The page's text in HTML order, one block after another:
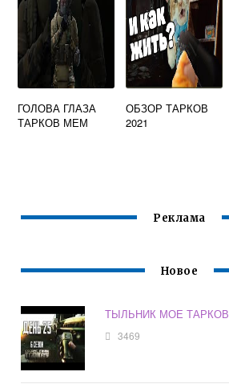
ГОЛОВА ГЛАЗА
ТАРКОВ МЕМ
ОБЗОР ТАРКОВ
2021
Реклама
Новое
ТЫЛЬНИК МОЕ ТАРКОВ
3469